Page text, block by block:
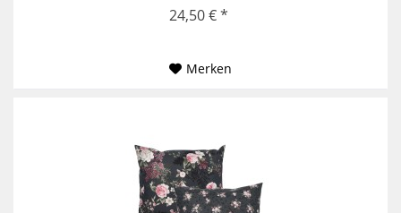
24,50 € *
Merken